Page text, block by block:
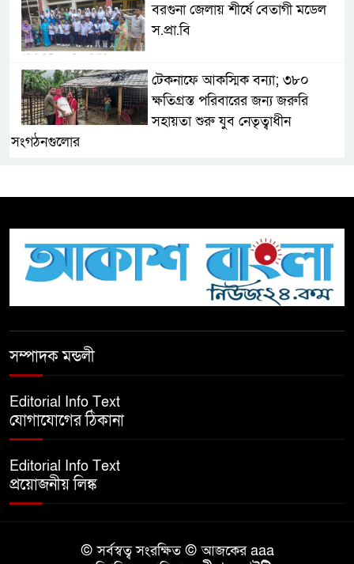
বরগুনা জেলায় শীর্ষে বেতাগী মডেল
স.প্রা.বি
টেকনাফে আকস্মিক বন্যা; ৩৮০
ক্ষতিগ্রস্ত পরিবারের জন্য জরুরি
সহায়তা শুরু যুব নেতৃত্বাধীন
সংগঠনগুলোর
টিকটকে অশালীন কনটেন্ট ও অনলাইন
হয়রানির অভিযোগে ব্রাহ্মণবাড়িয়ায়
বেতাগীতে ঈদুল আজহা উপলক্ষে
সম্পাদক মন্ডলী
Editorial Info Text
যোগাযোগের ঠিকানা
Editorial Info Text
প্রয়োজনীয় লিঙ্ক
© সর্বস্বত্ব সংরক্ষিত © আজকের aaa